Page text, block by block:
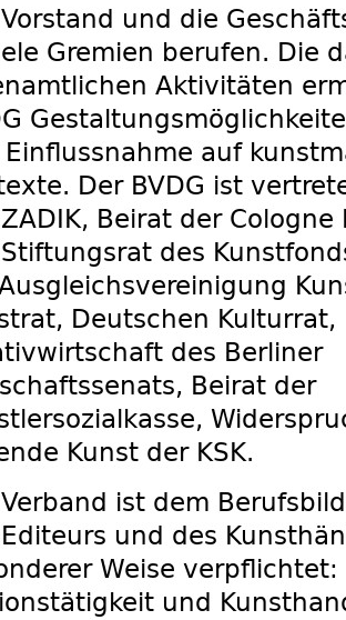
und die
Gremien berufen. Die
Aktivitäten
Einflussnahme auf
Der BVDG ist
Beirat der Cologne
des
Deutschen Kulturrat,
des Berliner
Beirat der
Kunst der KSK.
ist dem
und des
Weise
und